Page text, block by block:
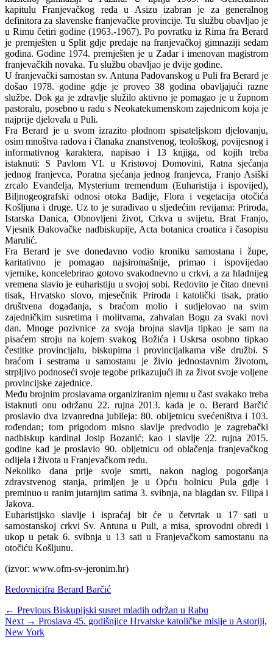
kapitulu Franjevačkog reda u Asizu izabran je za generalnog
definitora za slavenske franjevačke provincije. Tu službu obavljao je
u Rimu četiri godine (1963.-1967). Po povratku iz Rima fra Berard
je premješten u Split gdje predaje na franjevačkoj gimnaziji sedam
godina. Godine 1974. premješten je u Zadar i imenovan magistrom
franjevačkih novaka. Tu službu obavljao je dvije godine.
U franjevački samostan sv. Antuna Padovanskog u Puli fra Berard je
došao 1978. godine gdje je proveo 38 godina obavljajući razne
službe. Dok ga je zdravlje služilo aktivno je pomagao je u župnom
pastoralu, posebno u radu s Neokatekumenskom zajednicom koja je
najprije djelovala u Puli.
Fra Berard je u svom izrazito plodnom spisateljskom djelovanju,
osim mnoštva radova i članaka znanstvenog, teološkog, povijesnog i
informativnog karaktera, napisao i 13 knjiga, od kojih treba
istaknuti: S Pavlom VI. u Kristovoj Domovini, Ratna sjećanja
jednog franjevca, Poratna sjećanja jednog franjevca, Franjo Asiški
zrcalo Evanđelja, Mysterium tremendum (Euharistija i ispovijed),
Biljnogeografski odnosi otoka Badije, Flora i vegetacija otočića
Košljuna i druge. Uz to je surađivao u sljedećim revijama: Priroda,
Istarska Danica, Obnovljeni život, Crkva u svijetu, Brat Franjo,
Vjesnik Đakovačke nadbiskupije, Acta botanica croatica i časopisu
Marulić.
Fra Berard je sve donedavno vodio kroniku samostana i župe,
karitativno je pomagao najsiromašnije, primao i ispovijedao
vjernike, koncelebrirao gotovo svakodnevno u crkvi, a za hladnijeg
vremena slavio je euharistiju u svojoj sobi. Redovito je čitao dnevni
tisak, Hrvatsko slovo, mjesečnik Priroda i katolički tisak, pratio
društvena događanja, s braćom molio i sudjelovao na svim
zajedničkim susretima i molitvama, zahvalan Bogu za svaki novi
dan. Mnoge pozivnice za svoja brojna slavlja tipkao je sam na
pisaćem stroju na kojem svakog Božića i Uskrsa osobno tipkao
čestitke provincijalu, biskupima i provincijalkama više družbi. S
braćom i sestrama u samostanu je živio jednostavnim životom,
strpljivo podnoseći svoje tegobe prikazujući ih za život svoje voljene
provincijske zajednice.
Među brojnim proslavama organiziranim njemu u čast svakako treba
istaknuti onu održanu 22. rujna 2013. kada je o. Berard Barčić
proslavio dva izvanredna jubileja: 80. obljetnicu svećeništva i 103.
rođendan; tom prigodom misno slavlje predvodio je zagrebački
nadbiskup kardinal Josip Bozanić; kao i slavlje 22. rujna 2015.
godine kad je proslavio 90. obljetnicu od oblačenja franjevačkog
odijela i života u Franjevačkom redu.
Nekoliko dana prije svoje smrti, nakon naglog pogoršanja
zdravstvenog stanja, primljen je u Opću bolnicu Pula gdje i
preminuo u ranim jutarnjim satima 3. svibnja, na blagdan sv. Filipa i
Jakova.
Euharistijsko slavlje i ispraćaj bit će u četvrtak u 17 sati u
samostanskoj crkvi Sv. Antuna u Puli, a misa, sprovodni obredi i
ukop u petak 6. svibnja u 13 sati u Franjevačkom samostanu na
otočiću Košljunu.
(izvor: www.ofm-sv-jeronim.hr)
Categories
RedovniciTags
fra Berard Barčić
Navigacija
objava
← Previous Previous
post:
Biskupijski susret mladih održan u Rabu
Next → Next
post:
Proslava 45. godišnjice Hrvatske katoličke misije u Astoriji,
New York